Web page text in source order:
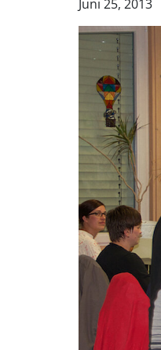
Juni 25, 2013